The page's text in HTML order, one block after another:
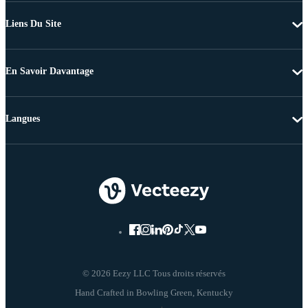
Liens Du Site
En Savoir Davantage
© 2026 Eezy LLC Tous droits réservés
Langues